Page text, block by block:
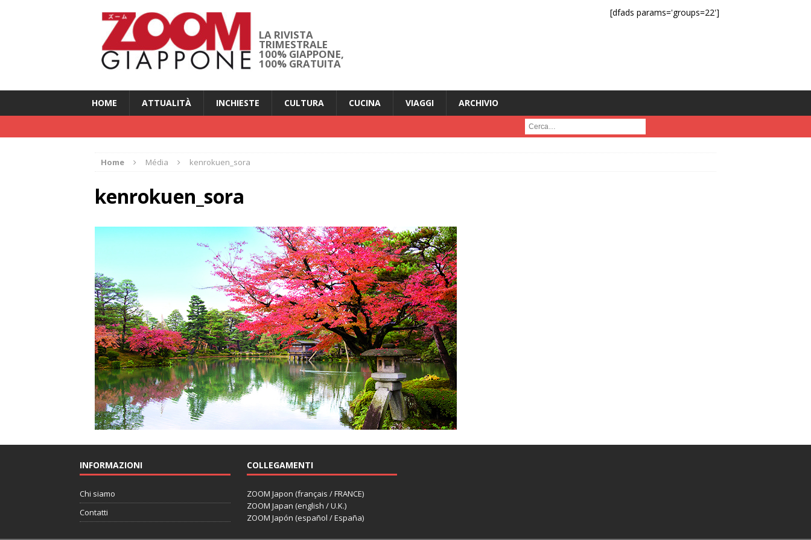
LA RIVISTA
TRIMESTRALE
100% GIAPPONE,
100% GRATUITA
[dfads params='groups=22']
HOME ATTUALITÀ INCHIESTE CULTURA CUCINA VIAGGI
ARCHIVIO
Cerca :
Home Média kenrokuen_sora
kenrokuen_sora
INFORMAZIONI
Chi siamo
Contatti
COLLEGAMENTI
ZOOM Japon (français / FRANCE)
ZOOM Japan (english / U.K.)
ZOOM Japón (español / España)